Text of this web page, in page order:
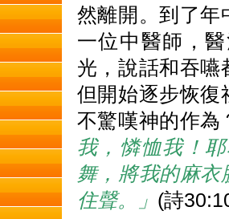
然離開。到了年
一位中醫師，
光， 說話和吞嚥
但開始逐步恢復
不驚嘆神的作為
我，憐恤我！
舞，將我的麻
住聲。」 (詩